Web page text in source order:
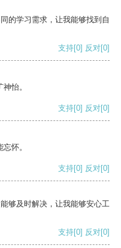
的学习需求，让我能够找到自
支持[0] 反对[0]
怡。
支持[0] 反对[0]
怀。
支持[0] 反对[0]
够及时解决，让我能够安心工
支持[0] 反对[0]